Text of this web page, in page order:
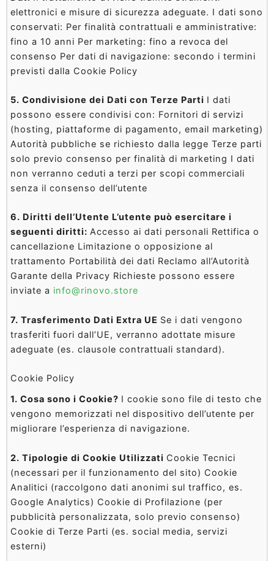
elettronici e misure di sicurezza adeguate. I dati sono
conservati: Per finalità contrattuali e amministrative:
fino a 10 anni Per marketing: fino a revoca del
consenso Per dati di navigazione: secondo i termini
previsti dalla Cookie Policy
5. Condivisione dei Dati con Terze Parti I dati
possono essere condivisi con: Fornitori di servizi
(hosting, piattaforme di pagamento, email marketing)
Autorità pubbliche se richiesto dalla legge Terze parti
solo previo consenso per finalità di marketing I dati
non verranno ceduti a terzi per scopi commerciali
senza il consenso dell’utente
6. Diritti dell’Utente L’utente può esercitare i
seguenti diritti: Accesso ai dati personali Rettifica o
cancellazione Limitazione o opposizione al
trattamento Portabilità dei dati Reclamo all’Autorità
Garante della Privacy Richieste possono essere
inviate a info@rinovo.store
7. Trasferimento Dati Extra UE Se i dati vengono
trasferiti fuori dall’UE, verranno adottate misure
adeguate (es. clausole contrattuali standard).
Cookie Policy
1. Cosa sono i Cookie? I cookie sono file di testo che
vengono memorizzati nel dispositivo dell’utente per
migliorare l’esperienza di navigazione.
2. Tipologie di Cookie Utilizzati Cookie Tecnici
(necessari per il funzionamento del sito) Cookie
Analitici (raccolgono dati anonimi sul traffico, es.
Google Analytics) Cookie di Profilazione (per
pubblicità personalizzata, solo previo consenso)
Cookie di Terze Parti (es. social media, servizi
esterni)